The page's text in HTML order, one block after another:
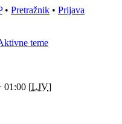
• Pretražnik • Prijava
teme
01:00 [LJV]